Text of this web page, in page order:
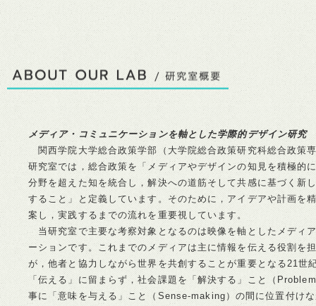
メディア・コミュニケーションを軸とした学際的デザイン研究
関西学院大学総合政策学部（大学院総合政策研究科総合政策
研究室では，総合政策を「メディアやデザインの知見を積極的
分野を超えた知を統合し，解決への道筋そして共感に基づく新
すること」と定義しています。そのために，アイデアや計画を
案し，実践するまでの流れを重要視しています。
当研究室で主要な考察対象となるのは映像を軸としたメディ
ーションです。これまでのメディアは主に情報を伝える役割を
が，他者と協力しながら世界を共創することが重要となる21世
「伝える」に留まらず，社会課題を「解決する」こと（
事に「意味を与える」こと（Sense-making）の間に位置付け